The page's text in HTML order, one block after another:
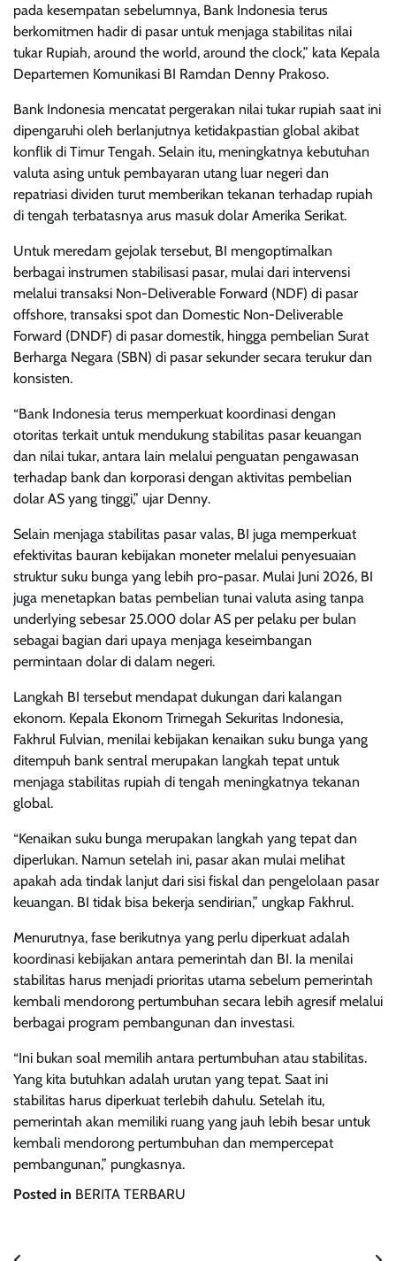
pada kesempatan sebelumnya, Bank Indonesia terus
berkomitmen hadir di pasar untuk menjaga stabilitas nilai
tukar Rupiah, around the world, around the clock,” kata Kepala
Departemen Komunikasi BI Ramdan Denny Prakoso.
Bank Indonesia mencatat pergerakan nilai tukar rupiah saat ini
dipengaruhi oleh berlanjutnya ketidakpastian global akibat
konflik di Timur Tengah. Selain itu, meningkatnya kebutuhan
valuta asing untuk pembayaran utang luar negeri dan
repatriasi dividen turut memberikan tekanan terhadap rupiah
di tengah terbatasnya arus masuk dolar Amerika Serikat.
Untuk meredam gejolak tersebut, BI mengoptimalkan
berbagai instrumen stabilisasi pasar, mulai dari intervensi
melalui transaksi Non-Deliverable Forward (NDF) di pasar
offshore, transaksi spot dan Domestic Non-Deliverable
Forward (DNDF) di pasar domestik, hingga pembelian Surat
Berharga Negara (SBN) di pasar sekunder secara terukur dan
konsisten.
“Bank Indonesia terus memperkuat koordinasi dengan
otoritas terkait untuk mendukung stabilitas pasar keuangan
dan nilai tukar, antara lain melalui penguatan pengawasan
terhadap bank dan korporasi dengan aktivitas pembelian
dolar AS yang tinggi,” ujar Denny.
Selain menjaga stabilitas pasar valas, BI juga memperkuat
efektivitas bauran kebijakan moneter melalui penyesuaian
struktur suku bunga yang lebih pro-pasar. Mulai Juni 2026, BI
juga menetapkan batas pembelian tunai valuta asing tanpa
underlying sebesar 25.000 dolar AS per pelaku per bulan
sebagai bagian dari upaya menjaga keseimbangan
permintaan dolar di dalam negeri.
Langkah BI tersebut mendapat dukungan dari kalangan
ekonom. Kepala Ekonom Trimegah Sekuritas Indonesia,
Fakhrul Fulvian, menilai kebijakan kenaikan suku bunga yang
ditempuh bank sentral merupakan langkah tepat untuk
menjaga stabilitas rupiah di tengah meningkatnya tekanan
global.
“Kenaikan suku bunga merupakan langkah yang tepat dan
diperlukan. Namun setelah ini, pasar akan mulai melihat
apakah ada tindak lanjut dari sisi fiskal dan pengelolaan pasar
keuangan. BI tidak bisa bekerja sendirian,” ungkap Fakhrul.
Menurutnya, fase berikutnya yang perlu diperkuat adalah
koordinasi kebijakan antara pemerintah dan BI. Ia menilai
stabilitas harus menjadi prioritas utama sebelum pemerintah
kembali mendorong pertumbuhan secara lebih agresif melalui
berbagai program pembangunan dan investasi.
“Ini bukan soal memilih antara pertumbuhan atau stabilitas.
Yang kita butuhkan adalah urutan yang tepat. Saat ini
stabilitas harus diperkuat terlebih dahulu. Setelah itu,
pemerintah akan memiliki ruang yang jauh lebih besar untuk
kembali mendorong pertumbuhan dan mempercepat
pembangunan,” pungkasnya.
Posted in BERITA TERBARU